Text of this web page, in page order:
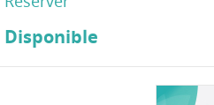
Disponible